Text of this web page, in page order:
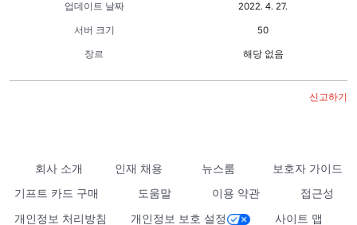
업데이트 날짜
2022. 4. 27.
서버 크기
50
장르
해당 없음
신고하기
회사 소개 인재 채용 뉴스룸
보호자 가이드
기프트 카드 구매
도움말 이용 약관
접근성
개인정보 처리방침
개인정보 보호 설정 사이트 맵